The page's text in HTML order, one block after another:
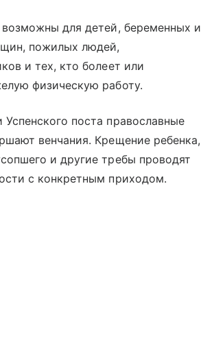
для детей, беременных и
пожилых людей,
и тех, кто болеет или
физическую работу.
поста православные
венчания. Крещение ребенка,
и другие требы проводят
с конкретным приходом.